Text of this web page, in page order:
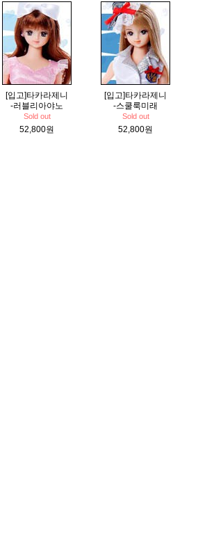
[입고]타카라제니
-러블리아야노
Sold out
52,800원
[입고]타카라제니
-스쿨룩미래
Sold out
52,800원